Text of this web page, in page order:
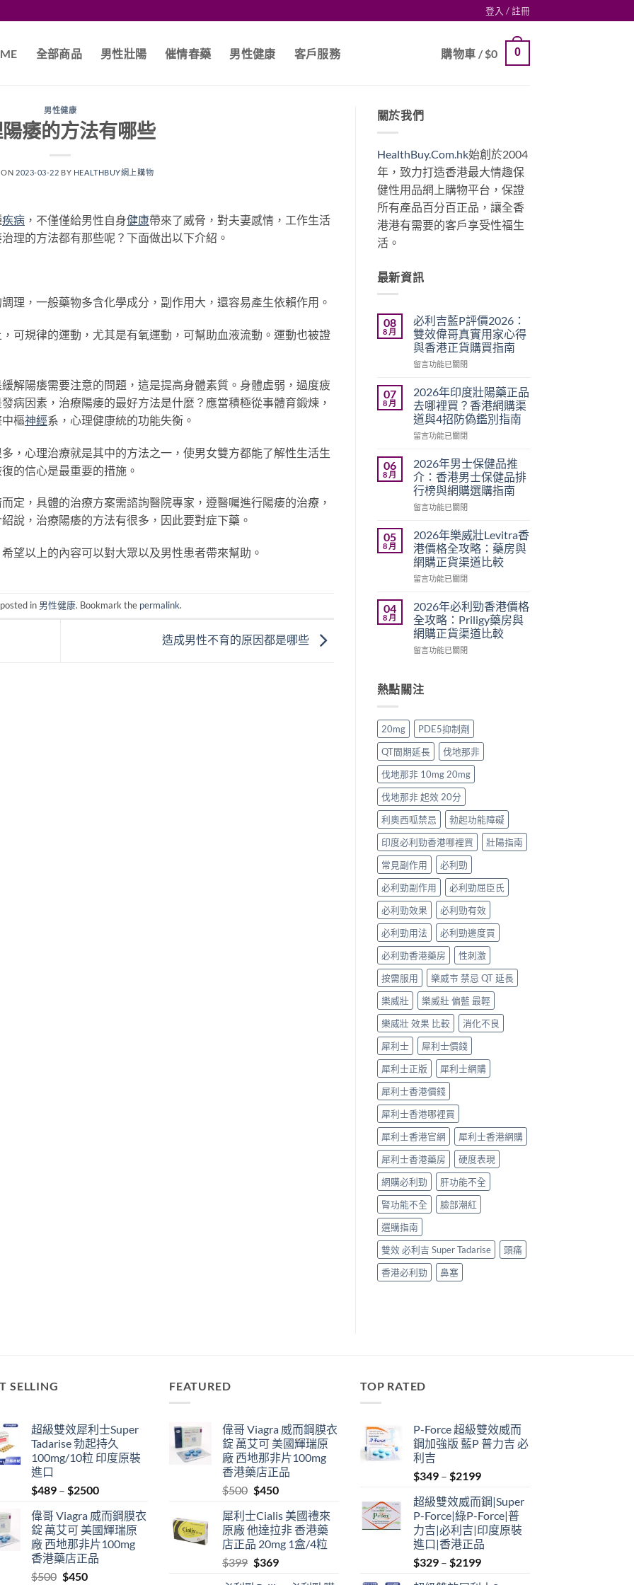
登入 / 註冊
全部商品 男性壯陽 催情春藥 男性健康 客戶服務 購物車 /$0 0
男性健康
痿的方法有哪些
ON 2023-03-22 BY HEALTHBUY網上購物
疾病 ，不僅僅給男性自身健康帶來了威脅，對夫妻感情，工作生活
理的方法都有那些呢？下面做出以下介紹。
理，一般藥物多含化學成分，副作用大，還容易產生依賴作用。
可規律的運動，尤其是有氧運動，可幫助血液流動。運動也被證
解陽痿需要注意的問題，這是提高身體素質。身體虛弱，過度疲
病因素，治療陽痿的最好方法是什麼？應當積極從事體育鍛煉，
樞神經系，心理健康統的功能失衡。
，心理治療就是其中的方法之一，使男女雙方都能了解性生活生
的信心是最重要的措施。
定，具體的治療方案需諮詢醫院專家，遵醫囑進行陽痿的治療，
說，治療陽痿的方法有很多，因此要對症下藥。
望以上的內容可以對大眾以及男性患者帶來幫助。
in 男性健康. Bookmark the permalink.
造成男性不育的原因都是哪些
關於我們
HealthBuy.Com.hk始創於2004
年，致力打造香港最大情趣保
健性用品網上購物平台，保證
所有產品百分百正品，讓全香
港港有需要的客戶享受性福生
活。
最新資訊
08
8 月
必利吉藍P評價2026：
雙效偉哥真實用家心得
與香港正貨購買指南
在
利
吉
藍
P
評
2026：
雙
效
偉
哥
實
用
家
心
得
香
港
正
貨
購
南〉
留言功能已關閉
07
8 月
2026年印度壯陽藥正品
去哪裡買？香港網購渠
道與4招防偽鑑別指南
在
年
印
度
壯
陽
正
品
去
哪
裡
香
港
網
購
渠
4
偽
鑑
別
指
南〉
中
留言功能已關閉
06
8 月
2026年男士保健品推
介：香港男士保健品排
行榜與網購選購指南
在
年
男
士
保
健
推
介：
香
港
男
健
行
榜
與
網
購
選
購
指
南〉
中
留言功能已關閉
05
8 月
2026年樂威壯Levitra香
港價格全攻略：藥房與
網購正貨渠道比較
在
年
樂
威
壯
Levitra
價
攻
略：
藥
房
與
網
購
正
貨
渠
道
比
較〉
中
留言功能已關閉
04
8 月
2026年必利勁香港價格
全攻略：Priligy藥房與
網購正貨渠道比較
在
必
利
香
港
價
格
全
攻
略：
Priligy
藥
房
與
網
購
正
貨
渠
道
比
較〉
中
留言功能已關閉
熱點關注
20mg
PDE5抑制劑
QT間期延長
伐地那非
伐地那非 10mg 20mg
伐地那非 起效 20分
利奧西呱禁忌
勃起功能障礙
印度必利勁香港哪裡買
壯陽指南
常見副作用
必利勁
必利勁副作用
必利勁屈臣氏
必利勁效果
必利勁有效
必利勁用法
必利勁邊度買
必利勁香港藥房
性刺激
按需服用
樂威壭 禁忌 QT 延長
樂威壯
樂威壯 偏藍 最輕
樂威壯 效果 比較
消化不良
犀利士
犀利士價錢
犀利士正版
犀利士網購
犀利士香港價錢
犀利士香港哪裡買
犀利士香港官網
犀利士香港網購
犀利士香港藥房
硬度表現
網購必利勁
肝功能不全
腎功能不全
臉部潮紅
選購指南
雙效 必利吉 Super Tadarise
頭痛
香港必利勁
鼻塞
SELLING
超級雙效犀利士Super
Tadarise 勃起持久
100mg/10粒 印度原裝
進口
$489 – $2500Price
$489
through
$2500
偉哥 Viagra 威而鋼膜衣
錠 萬艾可 美國輝瑞原
廠 西地那非片100mg
香港藥店正品
$500 Original
$450Current
FEATURED
偉哥 Viagra 威而鋼膜衣
錠 萬艾可 美國輝瑞原
廠 西地那非片100mg
香港藥店正品
$500 Original
was:
$500.
$450Current
is:
$450.
犀利士Cialis 美國禮來
原廠 他達拉非 香港藥
店正品 20mg 1盒/4粒
$399 Original
$369Current
TOP RATED
P-Force 超級雙效威而
鋼加強版 藍P 普力吉 必
利吉
$349 – $2199Price
$349
through
$2199
超級雙效威而鋼|Super
P-Force|綠P-Force|普
力吉|必利吉|印度原裝
進口|香港正品
$329 – $2199Price